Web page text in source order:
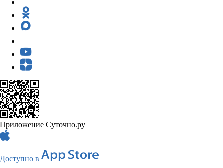
Приложение Суточно.ру
Доступно в